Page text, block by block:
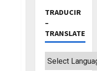
TRADUCIR
–
TRANSLATE